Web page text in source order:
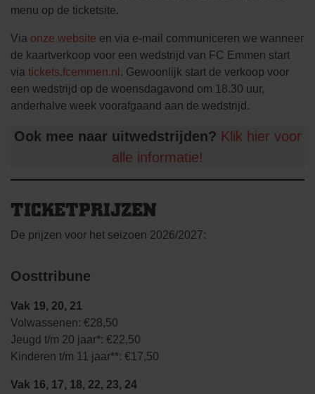
menu op de ticketsite.
Via onze website en via e-mail communiceren we wanneer
de kaartverkoop voor een wedstrijd van FC Emmen start
via tickets.fcemmen.nl . Gewoonlijk start de verkoop voor
een wedstrijd op de woensdagavond om 18.30 uur,
anderhalve week voorafgaand aan de wedstrijd.
Ook mee naar uitwedstrijden? Klik hier voor
alle informatie!
TICKETPRIJZEN
De prijzen voor het seizoen 2026/2027:
Oosttribune
Vak 19, 20, 21
Volwassenen: €28,50
Jeugd t/m 20 jaar*: €22,50
Kinderen t/m 11 jaar**: €17,50
Vak 16, 17, 18, 22, 23, 24